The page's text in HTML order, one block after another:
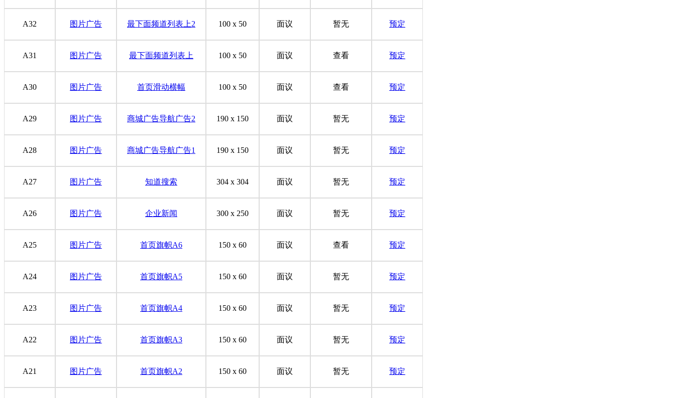
A32 图片广告 最下面频道列表上2 100 x 50 面议 暂无 预定
A31 图片广告 最下面频道列表上 100 x 50 面议 查看 预定
A30 图片广告 首页滑动横幅 100 x 50 面议 查看 预定
A29 图片广告 商城广告导航广告2 190 x 150 面议 暂无 预定
A28 图片广告 商城广告导航广告1 190 x 150 面议 暂无 预定
A27 图片广告 知道搜索 304 x 304 面议 暂无 预定
A26 图片广告 企业新闻 300 x 250 面议 暂无 预定
A25 图片广告 首页旗帜A6 150 x 60 面议 查看 预定
A24 图片广告 首页旗帜A5 150 x 60 面议 暂无 预定
A23 图片广告 首页旗帜A4 150 x 60 面议 暂无 预定
A22 图片广告 首页旗帜A3 150 x 60 面议 暂无 预定
A21 图片广告 首页旗帜A2 150 x 60 面议 暂无 预定